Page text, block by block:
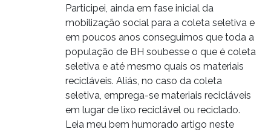
Participei, ainda em fase inicial da
mobilização social para a coleta seletiva e
em poucos anos conseguimos que toda a
população de BH soubesse o que é coleta
seletiva e até mesmo quais os materiais
recicláveis. Aliás, no caso da coleta
seletiva, emprega-se materiais recicláveis
em lugar de lixo reciclável ou reciclado.
Leia meu bem humorado artigo neste